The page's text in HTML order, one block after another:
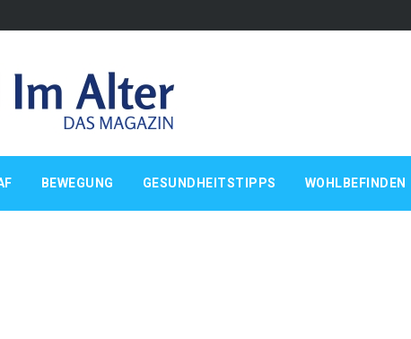
BEWEGUNG GESUNDHEITSTIPPS WOHLBEFINDEN